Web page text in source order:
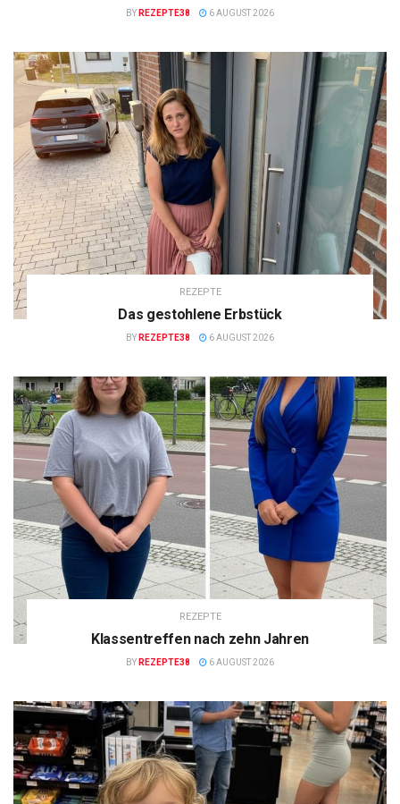
BY REZEPTE38 6 AUGUST 2026
REZEPTE
Das gestohlene Erbstück
BY REZEPTE38 6 AUGUST 2026
REZEPTE
Klassentreffen nach zehn Jahren
BY REZEPTE38 6 AUGUST 2026